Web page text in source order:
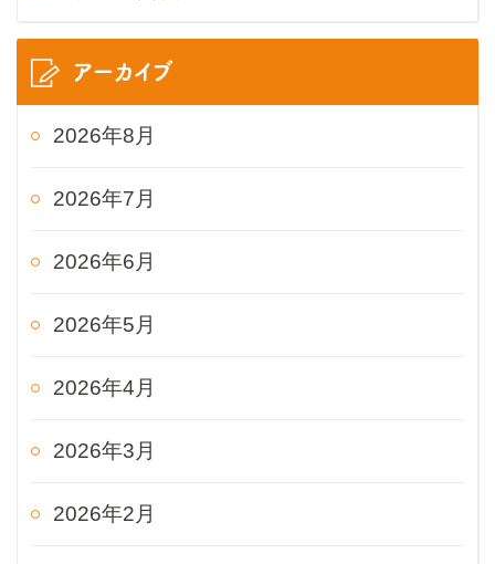
アーカイブ
2026年8月
2026年7月
2026年6月
2026年5月
2026年4月
2026年3月
2026年2月